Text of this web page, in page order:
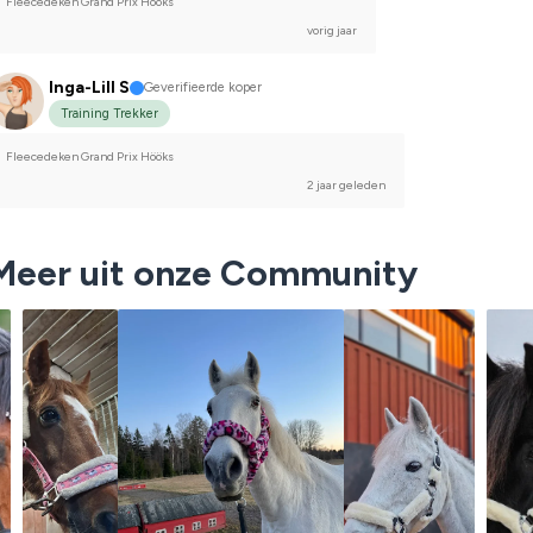
vorig jaar
Inga-Lill S
Geverifieerde koper
Training Trekker
Fleecedeken Grand Prix Hööks
2 jaar geleden
uit onze Community